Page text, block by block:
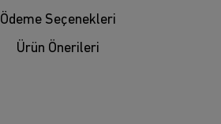
Ödeme Seçenekleri
Ürün Önerileri